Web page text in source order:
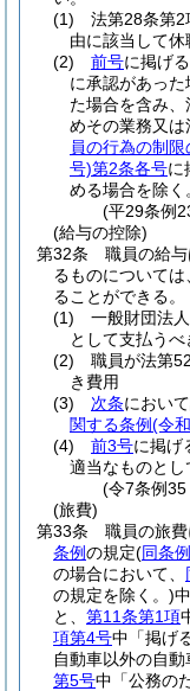
(1)
法第28条第2
由に該当して
(2)
前号に掲げ
に承認があった
た場合を含み
めその業務又
員の行為の制
号)第2条各号に
める場合を除く
(平29条例
(給与の控除)
第32条
職員の給
るものについて
ることができる。
(1)
一般財団法
として支払うべ
(2)
職員が法第
き費用
(3)
次条におい
関する条例(令
(4)
前3号に掲げ
適当なものと
(令7条例35
(旅費)
第33条
職員の旅費
条例の規定(同条
の場合において、
の規定を除く。)
と、 第11条第1項
項第4号中「掲げ
自動車以外の自動
第5号中「公務の